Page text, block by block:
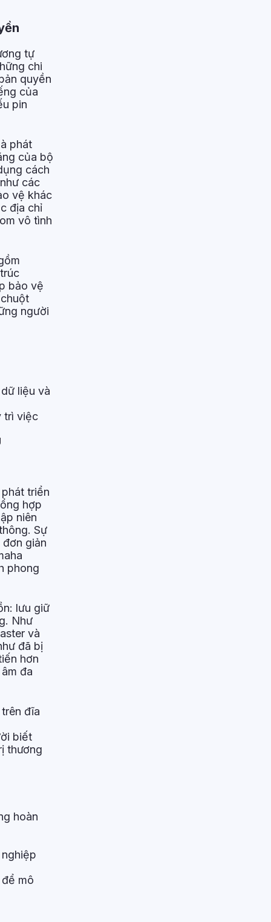
tự
chi
quyền
của
pin
phát
của bộ
cách
các
vệ khác
địa chỉ
vô tình
bảo vệ
người
liệu và
trì việc
triển
hợp
niên
Sự
giản
phong
lưu giữ
Như
và
đã bị
hơn
đa
đĩa
biết
thương
hoàn
mô